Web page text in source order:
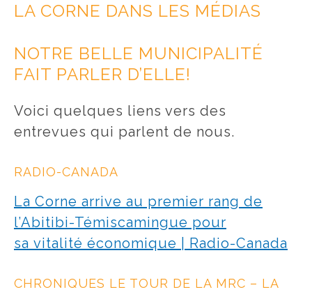
LA CORNE DANS LES MÉDIAS
NOTRE BELLE MUNICIPALITÉ
FAIT PARLER D’ELLE!
Voici quelques liens vers des
entrevues qui parlent de nous.
RADIO-CANADA
La Corne arrive au premier rang de
l’Abitibi-Témiscamingue pour
sa vitalité économique | Radio-Canada
CHRONIQUES LE TOUR DE LA MRC – LA